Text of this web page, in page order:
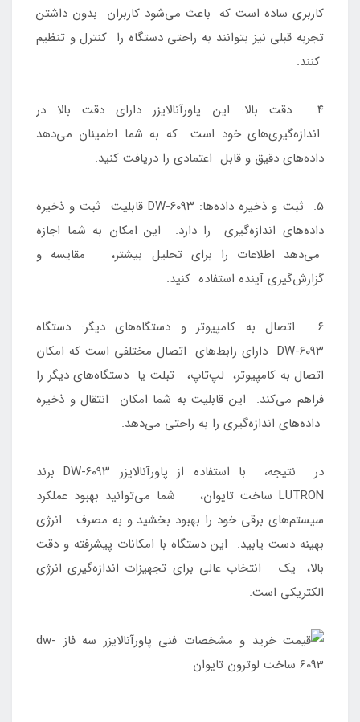
کاربری ساده است که باعث می‌شود کاربران بدون داشتن
تجربه قبلی نیز بتوانند به راحتی دستگاه را کنترل و تنظیم
کنند.
۴. دقت بالا: این پاورآنالایزر دارای دقت بالا در
اندازه‌گیری‌های خود است که به شما اطمینان می‌دهد
داده‌های دقیق و قابل اعتمادی را دریافت کنید.
۵. ثبت و ذخیره داده‌ها: DW-۶۰۹۳ قابلیت ثبت و ذخیره
داده‌های اندازه‌گیری را دارد. این امکان به شما اجازه
می‌دهد اطلاعات را برای تحلیل بیشتر، مقایسه و
گزارش‌گیری آینده استفاده کنید.
۶. اتصال به کامپیوتر و دستگاه‌های دیگر: دستگاه
DW-۶۰۹۳ دارای رابط‌های اتصال مختلفی است که امکان
اتصال به کامپیوتر، لپ‌تاپ، تبلت یا دستگاه‌های دیگر را
فراهم می‌کند. این قابلیت به شما امکان انتقال و ذخیره
داده‌های اندازه‌گیری را به راحتی می‌دهد.
در نتیجه، با استفاده از پاورآنالایزر DW-۶۰۹۳ برند
LUTRON ساخت تایوان، شما می‌توانید بهبود عملکرد
سیستم‌های برقی خود را بهبود بخشید و به مصرف انرژی
بهینه دست یابید. این دستگاه با امکانات پیشرفته و دقت
بالا، یک انتخاب عالی برای تجهیزات اندازه‌گیری انرژی
الکتریکی است.